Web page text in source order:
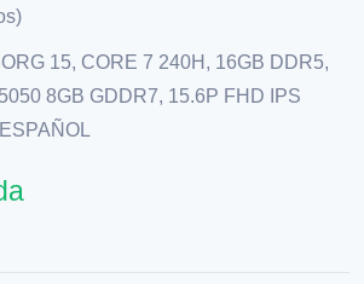
15, CORE 7 240H, 16GB DDR5,
8GB GDDR7, 15.6P FHD IPS